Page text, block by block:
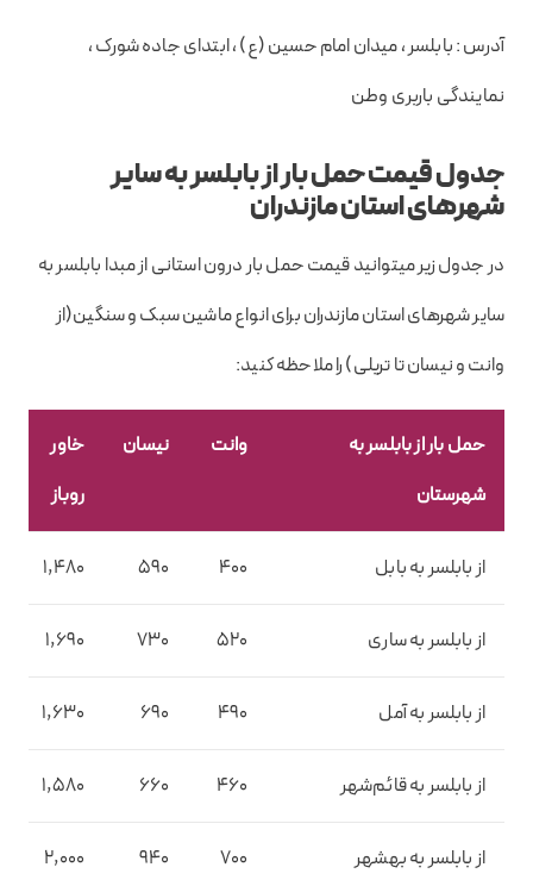
آدرس : بابلسر ، میدان امام حسین (ع) ، ابتدای جاده شورک ،
نمایندگی باربری وطن
جدول قیمت حمل بار از بابلسر به سایر
شهرهای استان مازندران
در جدول زیر میتوانید قیمت حمل بار درون استانی از مبدا بابلسر به
سایر شهرهای استان مازندران برای انواع ماشین سبک و سنگین(از
وانت و نیسان تا تریلی) را ملاحظه کنید:
حمل بار از بابلسر به
شهرستان
وانت نیسان
خاور
روباز
از بابلسر به بابل 400
590
1,480
از بابلسر به ساری 520
730
1,690
از بابلسر به آمل 490
690
1,630
از بابلسر به قائم‌شهر 460
660
1,580
از بابلسر به بهشهر 700
940
2,000